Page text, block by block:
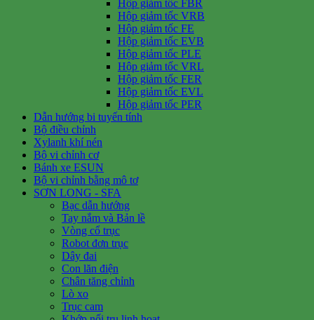
Hộp giảm tốc FBR
Hộp giảm tốc VRB
Hộp giảm tốc FE
Hộp giảm tốc EVB
Hộp giảm tốc PLE
Hộp giảm tốc VRL
Hộp giảm tốc FER
Hộp giảm tốc EVL
Hộp giảm tốc PER
Dẫn hướng bi tuyến tính
Bộ điều chỉnh
Xylanh khí nén
Bộ vi chỉnh cơ
Bánh xe ESUN
Bộ vi chỉnh bằng mô tơ
SƠN LONG - SFA
Bạc dẫn hướng
Tay nắm và Bản lề
Vòng cổ trục
Robot đơn trục
Dây đai
Con lăn điện
Chân tăng chỉnh
Lò xo
Trục cam